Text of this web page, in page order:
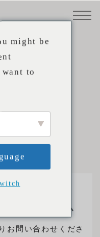
用品
容
ナー企
プロ向
約
特注ソ
了
ールーム
お問い合わせくださ
might be
to